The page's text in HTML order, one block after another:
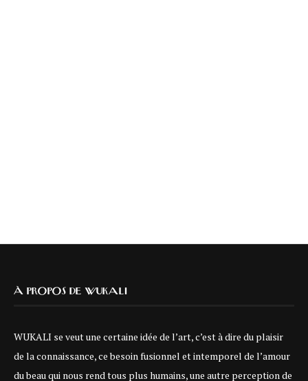
À PROPOS DE WUKALI
WUKALI se veut une certaine idée de l’art, c’est à dire du plaisir
de la connaissance, ce besoin fusionnel et intemporel de l’amour
du beau qui nous rend tous plus humains, une autre perception de